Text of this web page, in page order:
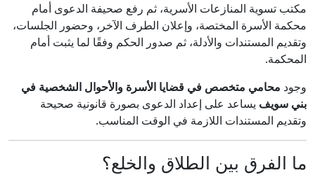
مكتب تسوية المنازعات الأسرية، ثم رفع صحيفة الدعوى أمام
محكمة الأسرة المختصة، وإعلان الطرف الآخر، وحضور الجلسات،
وتقديم المستندات والأدلة، ثم صدور الحكم وفقًا لما يثبت أمام
المحكمة.
وجود محامي متخصص في قضايا الأسرة والأحوال الشخصية في
بني سويف يساعد على إعداد الدعوى بصورة قانونية صحيحة
وتقديم المستندات اللازمة في الوقت المناسب.
ما الفرق بين الطلاق والخلع؟